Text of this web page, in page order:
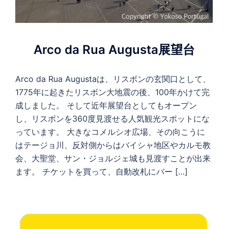
Arco da Rua Augusta展望台
Arco da Rua Augustaは、リスボンの玄関口として、
1775年に起きたリスボン大地震の後、100年かけて完
成しました。 そして近年展望台としてもオープン
し、リスボンを360度見渡せる人気観光スポットにな
っています。 大きなコメルシオ広場、その向こうに
はテージョ川、反対側からはバイシャ地区やカルモ教
会、大聖堂、サン・ジョルジェ城も見渡すことが出来
ます。 チケットを買って、自動改札にバー […]